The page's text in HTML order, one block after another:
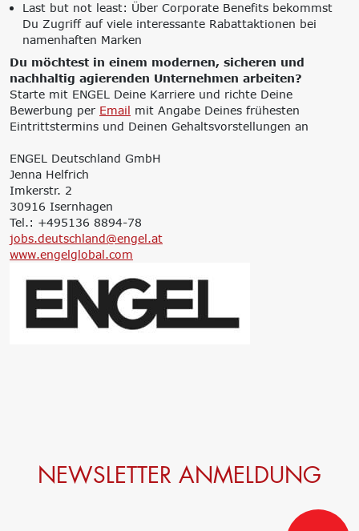
Last but not least: Über Corporate Benefits bekommst
Du Zugriff auf viele interessante Rabattaktionen bei
namenhaften Marken
Du möchtest in einem modernen, sicheren und
nachhaltig agierenden Unternehmen arbeiten?
Starte mit ENGEL Deine Karriere und richte Deine
Bewerbung per Email mit Angabe Deines frühesten
Eintrittstermins und Deinen Gehaltsvorstellungen an
ENGEL Deutschland GmbH
Jenna Helfrich
Imkerstr. 2
30916 Isernhagen
Tel.: +495136 8894-78
jobs.deutschland@engel.at
www.engelglobal.com
NEWSLETTER ANMELDUNG